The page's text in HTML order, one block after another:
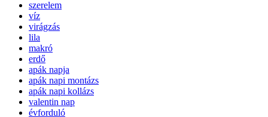
szerelem
víz
virágzás
lila
makró
erdő
apák napja
apák napi montázs
apák napi kollázs
valentin nap
évforduló